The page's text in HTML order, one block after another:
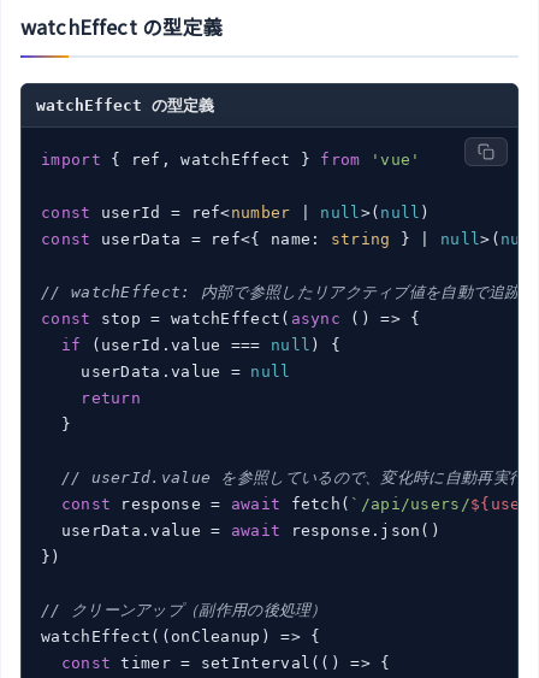
watchEffect の型定義
watchEffect の型定義
import { ref, watchEffect } from 'vue'
const userId = ref<number null >( null
const userData = ref<{ name: string } | null>(
// watchEffect: 内部で参照したリアクティブ値を自動で追跡
const stop = watchEffect( async () => {
if (userId.value === null ) {
    userData.value =
null
return
  }
// userId.value を参照しているので、変化時に自動再実行
const response = await fetch( `/api/users/
  userData.value =
await response.json()
})
// クリーンアップ（副作用の後処理）
watchEffect( ( onCleanup ) => {
const timer = setInterval( () => {